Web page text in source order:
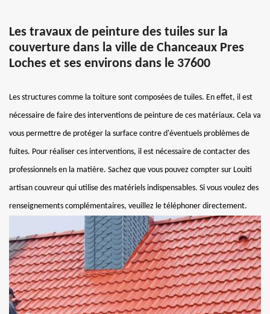
Les travaux de peinture des tuiles sur la
couverture dans la ville de Chanceaux Pres
Loches et ses environs dans le 37600
Les structures comme la toiture sont composées de tuiles. En effet, il est
nécessaire de faire des interventions de peinture de ces matériaux. Cela va
vous permettre de protéger la surface contre d'éventuels problèmes de
fuites. Pour réaliser ces interventions, il est nécessaire de contacter des
professionnels en la matière. Sachez que vous pouvez compter sur Louiti
artisan couvreur qui utilise des matériels indispensables. Si vous voulez des
renseignements complémentaires, veuillez le téléphoner directement.